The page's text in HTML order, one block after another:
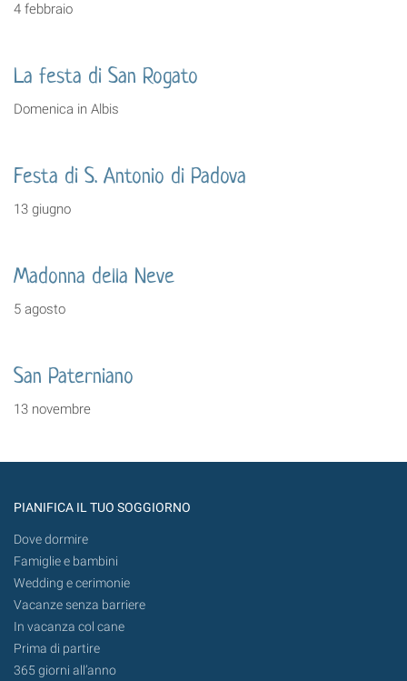
4 febbraio
La festa di San Rogato
Domenica in Albis
Festa di S. Antonio di Padova
13 giugno
Madonna della Neve
5 agosto
San Paterniano
13 novembre
PIANIFICA IL TUO SOGGIORNO
Dove dormire
Famiglie e bambini
Wedding e cerimonie
Vacanze senza barriere
In vacanza col cane
Prima di partire
365 giorni all’anno